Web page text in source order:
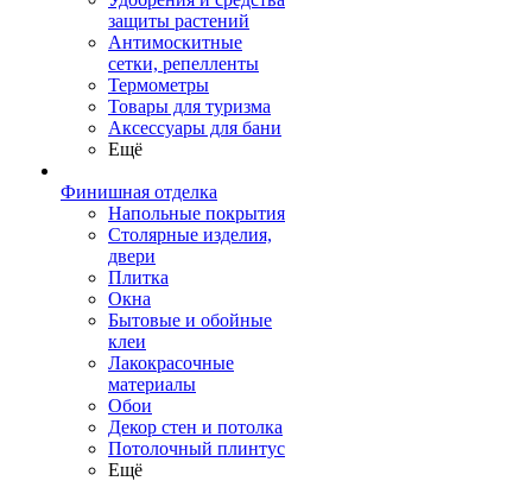
защиты растений
Антимоскитные
сетки, репелленты
Термометры
Товары для туризма
Аксессуары для бани
Ещё
Финишная отделка
Напольные покрытия
Столярные изделия,
двери
Плитка
Окна
Бытовые и обойные
клеи
Лакокрасочные
материалы
Обои
Декор стен и потолка
Потолочный плинтус
Ещё